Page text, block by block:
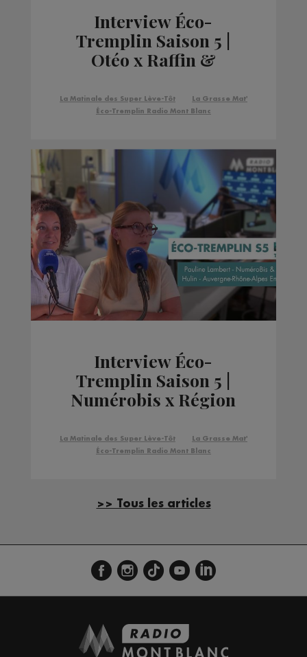
Interview Éco-
Tremplin Saison 5 |
Otéo x Raffin &
La Matinale des Super Lève-Tôt
La Grasse Mat'
Éco-Tremplin Radio Mont Blanc
Interview Éco-
Tremplin Saison 5 |
Numérobis x Région
La Matinale des Super Lève-Tôt
La Grasse Mat'
Éco-Tremplin Radio Mont Blanc
>> Tous les articles